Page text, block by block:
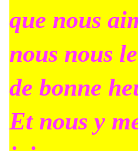
que nous
nous nous
de bonne
Et nous y